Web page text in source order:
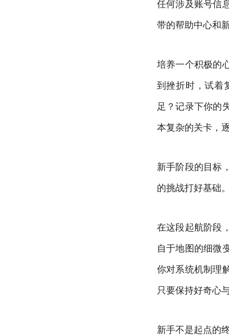
任何涉及账号信
带的帮助中心和
培养一个积极的
到挫折时，试着
足？记录下你的
本复杂的关卡，
新手阶段的目标
的挑战打好基础
在这段起航阶段
自于地图的细微
你对系统机制理
只要保持好奇心
新手不是起点的